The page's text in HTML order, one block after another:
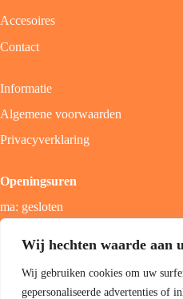
Wij hechten waarde aan
Wij gebruiken cookies om uw
gepersonaliseerde advertenties of
Accesoires
Contact
Informatie
Algemene voorwaarden
Privacyverklaring
Openingsuren
ma: gesloten
zon; gesloten